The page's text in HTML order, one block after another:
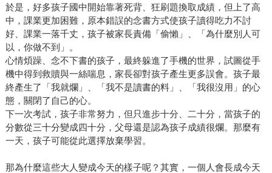
於是，好多孩子國中開始靠著死背、狂刷題換取成績，但上了高
中，課業更加困難，原本錯誤的念書方式使孩子讀得吃力不討
好、課業一落千丈，孩子被家長責備「偷懶」、「為什麼別人可
以，你做不到」。
心情煩躁、念不下書的孩子，最終躲進了手機的世界，試圖從手
機中得到救贖與一絲喘息，家長卻對孩子產生更多誤會。孩子最
終產生了「我就爛」、「我不是讀書的料」、「我很沒用」的心
態，關閉了自己的心。
下一次考試，孩子非常努力，但只進步十分、二十分，當孩子的
分數從三十分變成四十分，父母還是認為孩子成績很爛。那麼有
一天，孩子可能從此選擇放棄學習。
那為什麼這些大人變成今天的樣子呢？其實，一個人會長成今天